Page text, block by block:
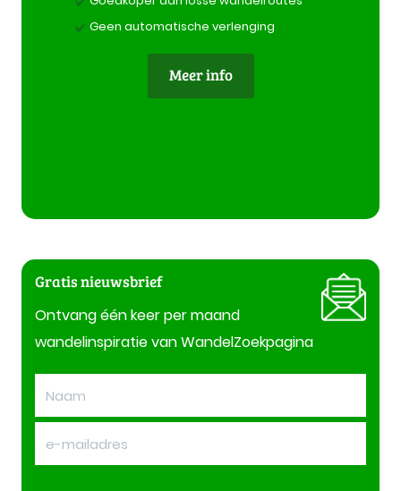
Geen automatische verlenging
Meer info
Gratis nieuwsbrief
Ontvang één keer per maand
wandelinspiratie van WandelZoekpagina